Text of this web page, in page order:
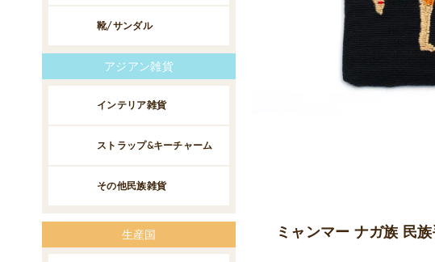
ミャンマー ナガ族 民
靴/サンダル
アジアン雑貨
インテリア雑貨
ストラップ&キーチャーム
その他民族雑貨
生産国